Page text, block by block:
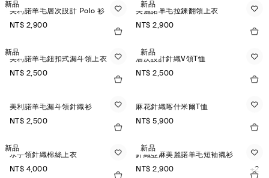
新品
美利諾羊毛層次設計 Polo 衫
NT$ 2,900
新品
美麗諾羊毛拉鍊翻領上衣
NT$ 2,900
新品
美利諾羊毛鈕扣式漏斗領上衣
NT$ 2,500
新品
層次設計針織V領T恤
NT$ 2,500
美利諾羊毛漏斗領針織衫
NT$ 2,500
麻花針織喀什米爾T恤
NT$ 5,900
新品
水手領針織棉絲上衣
NT$ 4,000
新品
針織亞麻美麗諾羊毛短袖襯衫
NT$ 2,900
+2